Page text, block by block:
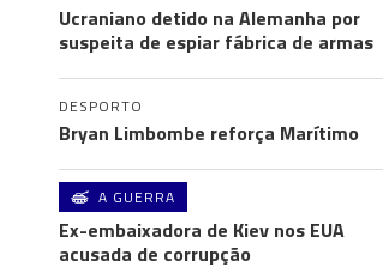
Ucraniano detido na Alemanha por
suspeita de espiar fábrica de armas
DESPORTO
Bryan Limbombe reforça Marítimo
A GUERRA
Ex-embaixadora de Kiev nos EUA
acusada de corrupção